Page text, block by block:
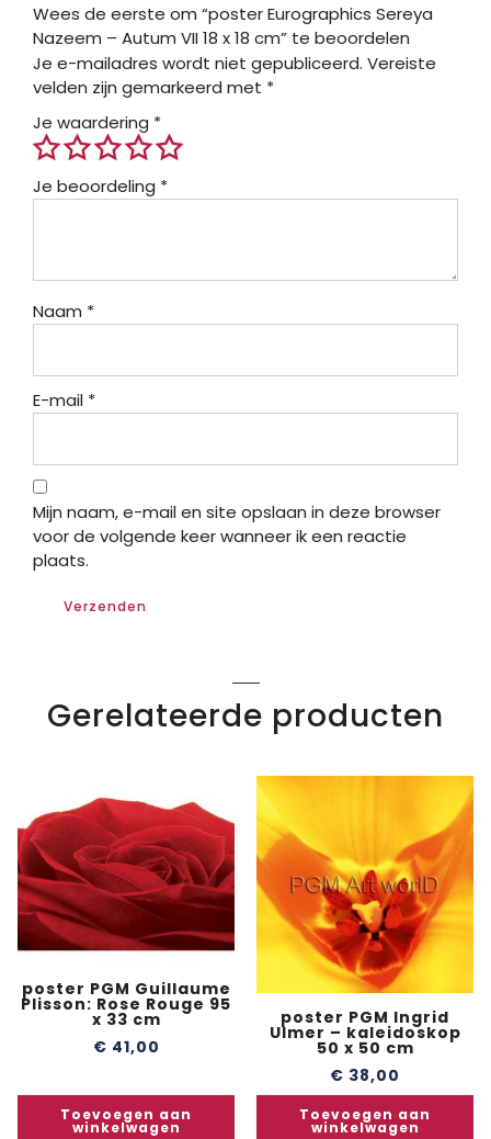
Wees de eerste om “poster Eurographics Sereya
Nazeem – Autum VII 18 x 18 cm” te beoordelen
Je e-mailadres wordt niet gepubliceerd. Vereiste
velden zijn gemarkeerd met *
Je waardering *
Je beoordeling *
Naam *
E-mail *
Mijn naam, e-mail en site opslaan in deze browser
voor de volgende keer wanneer ik een reactie
plaats.
Gerelateerde producten
poster PGM Guillaume
Plisson: Rose Rouge 95
x 33 cm
€ 41,00
Toevoegen aan
winkelwagen
poster PGM Ingrid
Ulmer – kaleidoskop
50 x 50 cm
€ 38,00
Toevoegen aan
winkelwagen